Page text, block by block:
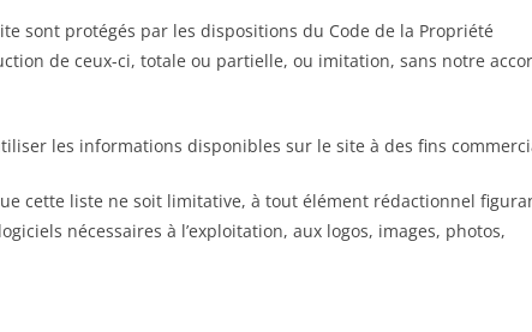
sont protégés par les dispositions du Code de la Propriété
de ceux-ci, totale ou partielle, ou imitation, sans notre
les informations disponibles sur le site à des fins
cette liste ne soit limitative, à tout élément rédactionnel
nécessaires à l’exploitation, aux logos, images, photos,